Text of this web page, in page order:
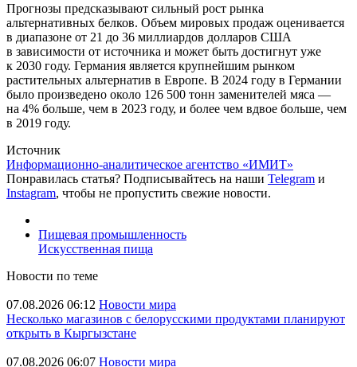
Прогнозы предсказывают сильный рост рынка
альтернативных белков. Объем мировых продаж оценивается
в диапазоне от 21 до 36 миллиардов долларов США
в зависимости от источника и может быть достигнут уже
к 2030 году. Германия является крупнейшим рынком
растительных альтернатив в Европе. В 2024 году в Германии
было произведено около 126 500 тонн заменителей мяса —
на 4% больше, чем в 2023 году, и более чем вдвое больше, чем
в 2019 году.
Источник
Информационно-аналитическое агентство «ИМИТ»
Понравилась статья? Подписывайтесь на наши Telegram и
Instagram, чтобы не пропустить свежие новости.
Пищевая промышленность
Искусственная пища
Новости по теме
07.08.2026 06:12 Новости мира
Несколько магазинов с белорусскими продуктами планируют
открыть в Кыргызстане
07.08.2026 06:07 Новости мира